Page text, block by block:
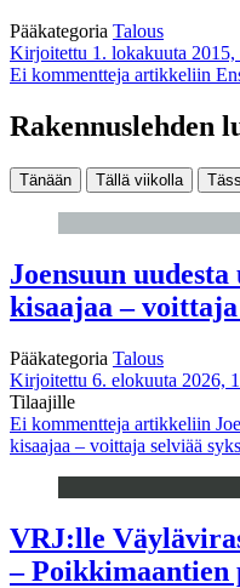
Pääkategoria Talous
Kirjoitettu 1. lokakuuta 2015,
Ei kommentteja artikkeliin
Rakennuslehden
Tänään Tällä viikolla
Joensuun
kisaajaa –
Pääkategoria Talous
Kirjoitettu 6. elokuuta 2026,
Tilaajille
Ei kommentteja artikkeliin
kisaajaa – voittaja selviää
VRJ:lle
–